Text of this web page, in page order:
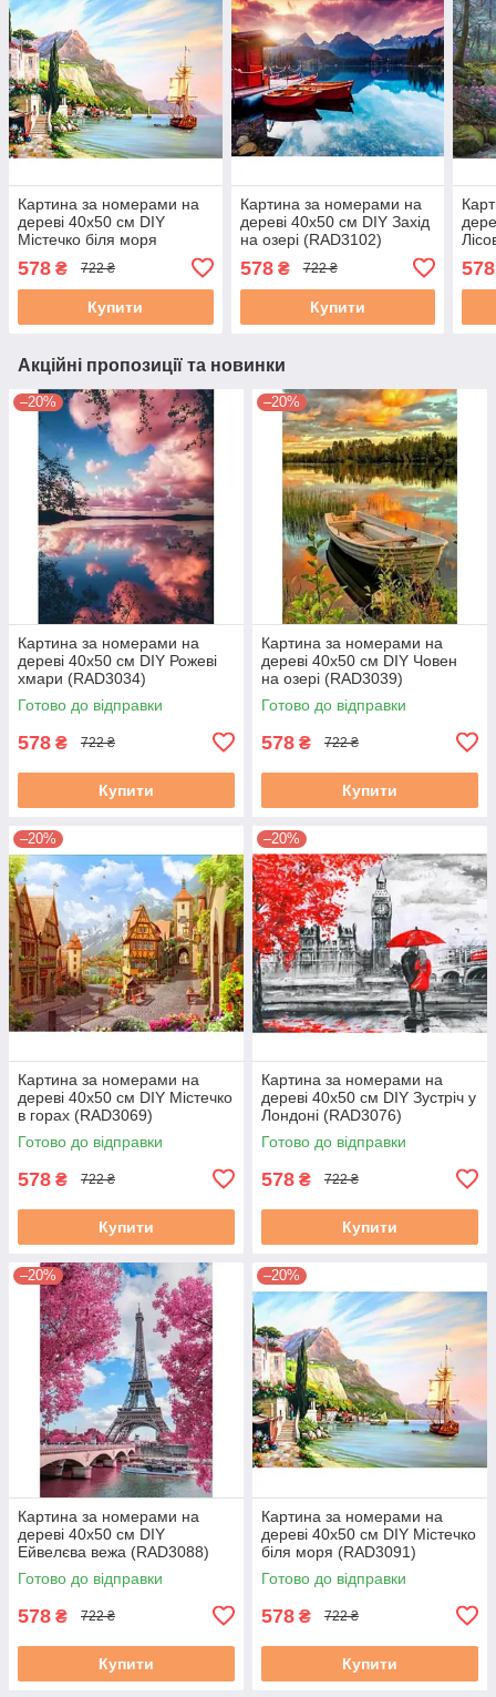
Картина за номерами на
дереві 40х50 см DIY
Містечко біля моря
578 ₴ 722 ₴
Купити
Картина за номерами на
дереві 40х50 см DIY Захід
на озері (RAD3102)
578₴ 722 ₴
Купити
578
Акційні пропозиції та новинки
–20%
Картина за номерами на
дереві 40х50 см DIY Рожеві
хмари (RAD3034)
Готово до відправки
578 ₴ 722 ₴
Купити
–20%
Картина за номерами на
дереві 40х50 см DIY Човен
на озері (RAD3039)
Готово до відправки
578 ₴ 722 ₴
Купити
–20%
Картина за номерами на
дереві 40х50 см DIY Містечко
в горах (RAD3069)
Готово до відправки
578 ₴ 722 ₴
Купити
–20%
Картина за номерами на
дереві 40х50 см DIY Зустріч у
Лондоні (RAD3076)
Готово до відправки
578 ₴ 722 ₴
Купити
–20%
Картина за номерами на
дереві 40х50 см DIY
Ейвелєва вежа (RAD3088)
Готово до відправки
578 ₴ 722 ₴
Купити
–20%
Картина за номерами на
дереві 40х50 см DIY Містечко
біля моря (RAD3091)
Готово до відправки
578 ₴ 722 ₴
Купити